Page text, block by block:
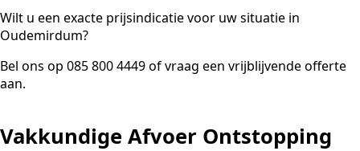
Wilt u een exacte prijsindicatie voor uw situatie in
Oudemirdum?
Bel ons op 085 800 4449 of vraag een vrijblijvende offerte
aan.
Vakkundige Afvoer Ontstopping